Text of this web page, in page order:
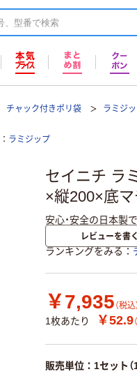
チャック付きポリ袋 ラミジ
ラミジップ
セイニチ ラ
×縦200×底マ
安心・安全の日本製で
レビューを書く
ランキングをみる
￥7,935 （税込
1枚あたり
￥52.9
販売単位：1セット